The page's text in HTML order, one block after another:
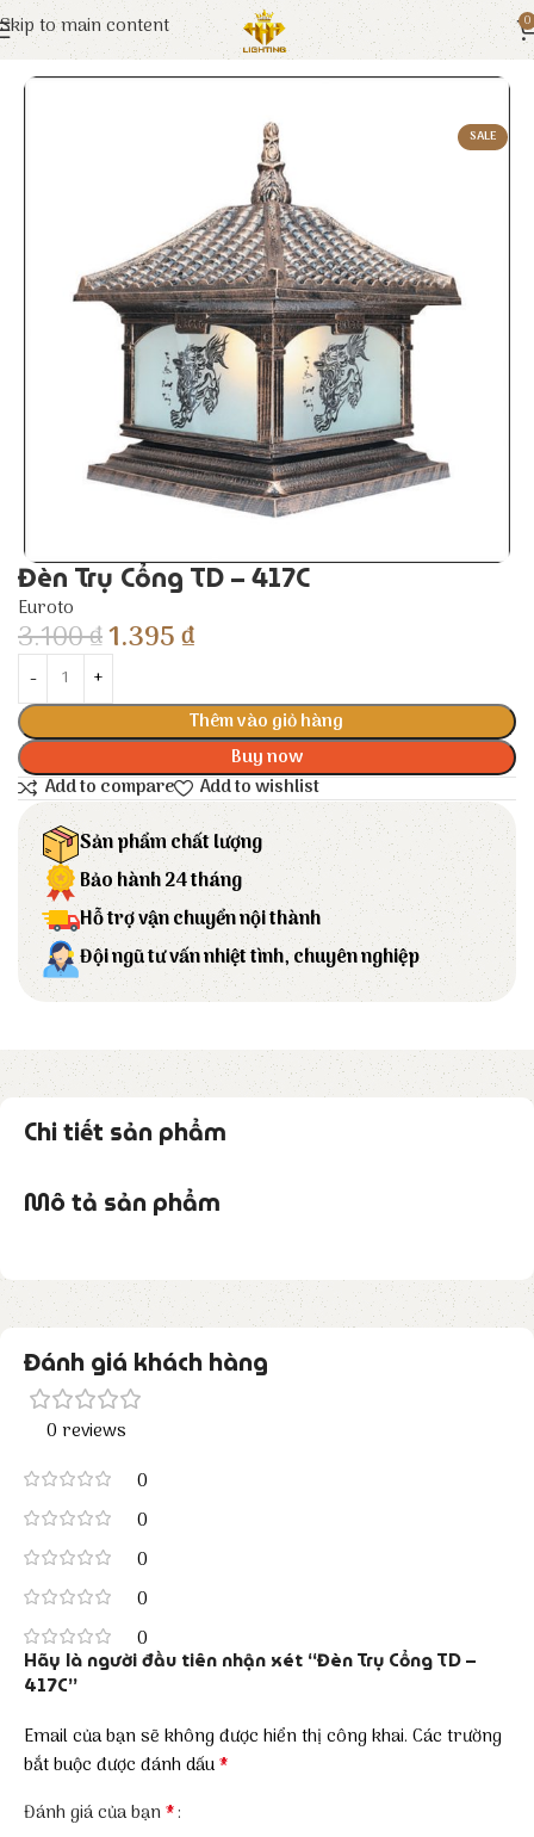
Skip to main content 0
Trang chủ Euroto Đèn Trang Trí
SALE
Đèn Trụ Cổng TD – 417C
Euroto
3.100₫1.395₫
Thêm vào giỏ hàng
Buy now
Add to compare
Add to wishlist
Sản phẩm chất lượng
Bảo hành 24 tháng
Hỗ trợ vận chuyển nội thành
Đội ngũ tư vấn nhiệt tình, chuyên nghiệp
Chi tiết sản phẩm
Mô tả sản phẩm
Đánh giá khách hàng
0 reviews
0
0
0
0
0
Hãy là người đầu tiên nhận xét “Đèn Trụ Cổng TD –
417C”
Email của bạn sẽ không được hiển thị công khai. Các trường
bắt buộc được đánh dấu*
Đánh giá của bạn*